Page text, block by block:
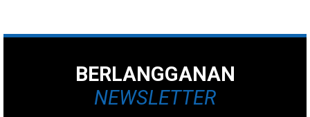
BERLANGGANAN
NEWSLETTER